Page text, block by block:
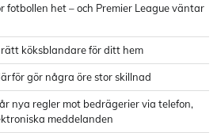
fotbollen het – och Premier League väntar
köksblandare för ditt hem
gör några öre stor skillnad
nya regler mot bedrägerier via telefon,
meddelanden